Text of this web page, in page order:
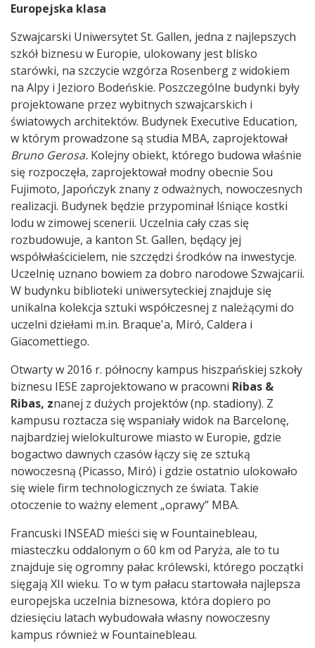
Europejska klasa
Szwajcarski Uniwersytet St. Gallen, jedna z najlepszych
szkół biznesu w Europie, ulokowany jest blisko
starówki, na szczycie wzgórza Rosenberg z widokiem
na Alpy i Jezioro Bodeńskie. Poszczególne budynki były
projektowane przez wybitnych szwajcarskich i
światowych architektów. Budynek Executive Education,
w którym prowadzone są studia MBA, zaprojektował
Bruno Gerosa. Kolejny obiekt, którego budowa właśnie
się rozpoczęła, zaprojektował modny obecnie Sou
Fujimoto, Japończyk znany z odważnych, nowoczesnych
realizacji. Budynek będzie przypominał lśniące kostki
lodu w zimowej scenerii. Uczelnia cały czas się
rozbudowuje, a kanton St. Gallen, będący jej
współwłaścicielem, nie szczędzi środków na inwestycje.
Uczelnię uznano bowiem za dobro narodowe Szwajcarii.
W budynku biblioteki uniwersyteckiej znajduje się
unikalna kolekcja sztuki współczesnej z należącymi do
uczelni dziełami m.in. Braque'a, Miró, Caldera i
Giacomettiego.
Otwarty w 2016 r. północny kampus hiszpańskiej szkoły
biznesu IESE zaprojektowano w pracowni Ribas &
Ribas, znanej z dużych projektów (np. stadiony). Z
kampusu roztacza się wspaniały widok na Barcelonę,
najbardziej wielokulturowe miasto w Europie, gdzie
bogactwo dawnych czasów łączy się ze sztuką
nowoczesną (Picasso, Miró) i gdzie ostatnio ulokowało
się wiele firm technologicznych ze świata. Takie
otoczenie to ważny element „oprawy” MBA.
Francuski INSEAD mieści się w Fountainebleau,
miasteczku oddalonym o 60 km od Paryża, ale to tu
znajduje się ogromny pałac królewski, którego początki
sięgają XII wieku. To w tym pałacu startowała najlepsza
europejska uczelnia biznesowa, która dopiero po
dziesięciu latach wybudowała własny nowoczesny
kampus również w Fountainebleau.